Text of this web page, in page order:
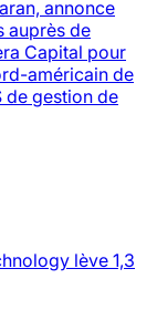
annonce
auprès de
Capital pour
américain de
de gestion de
lève 1,3